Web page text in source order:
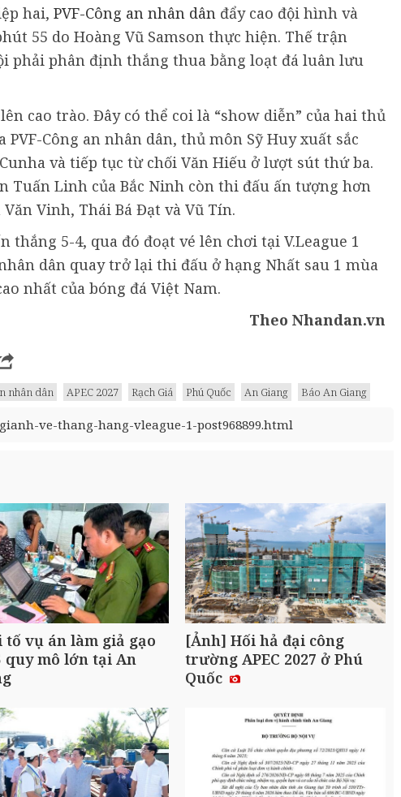
hai, PVF-Công an nhân dân đẩy cao đội hình và
55 do Hoàng Vũ Samson thực hiện. Thế trận
phải phân định thắng thua bằng loạt đá luân lưu
cao trào. Đây có thể coi là “show diễn” của hai thủ
Công an nhân dân, thủ môn Sỹ Huy xuất sắc
và tiếp tục từ chối Văn Hiếu ở lượt sút thứ ba.
Tuấn Linh của Bắc Ninh còn thi đấu ấn tượng hơn
Vinh, Thái Bá Đạt và Vũ Tín.
thắng 5-4, qua đó đoạt vé lên chơi tại V.League 1
nhân dân quay trở lại thi đấu ở hạng Nhất sau 1 mùa
nhất của bóng đá Việt Nam.
Theo Nhandan.vn
nhân dân APEC 2027 Rạch Giá Phú Quốc An Giang Báo An Giang
ve-thang-hang-vleague-1-post968899.html
tố vụ án làm giả gạo
quy mô lớn tại An
[Ảnh] Hối hả đại công
trường APEC 2027 ở Phú
Quốc